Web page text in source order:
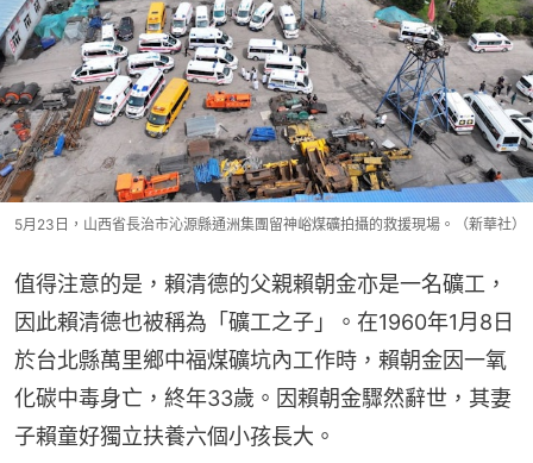
5月23日，山西省長治市沁源縣通洲集團留神峪煤礦拍攝的救援現場。（新華社）
值得注意的是，賴清德的父親賴朝金亦是一名礦工，
因此賴清德也被稱為「礦工之子」。在1960年1月8日
於台北縣萬里鄉中福煤礦坑內工作時，賴朝金因一氧
化碳中毒身亡，終年33歲。因賴朝金驟然辭世，其妻
子賴童好獨立扶養六個小孩長大。